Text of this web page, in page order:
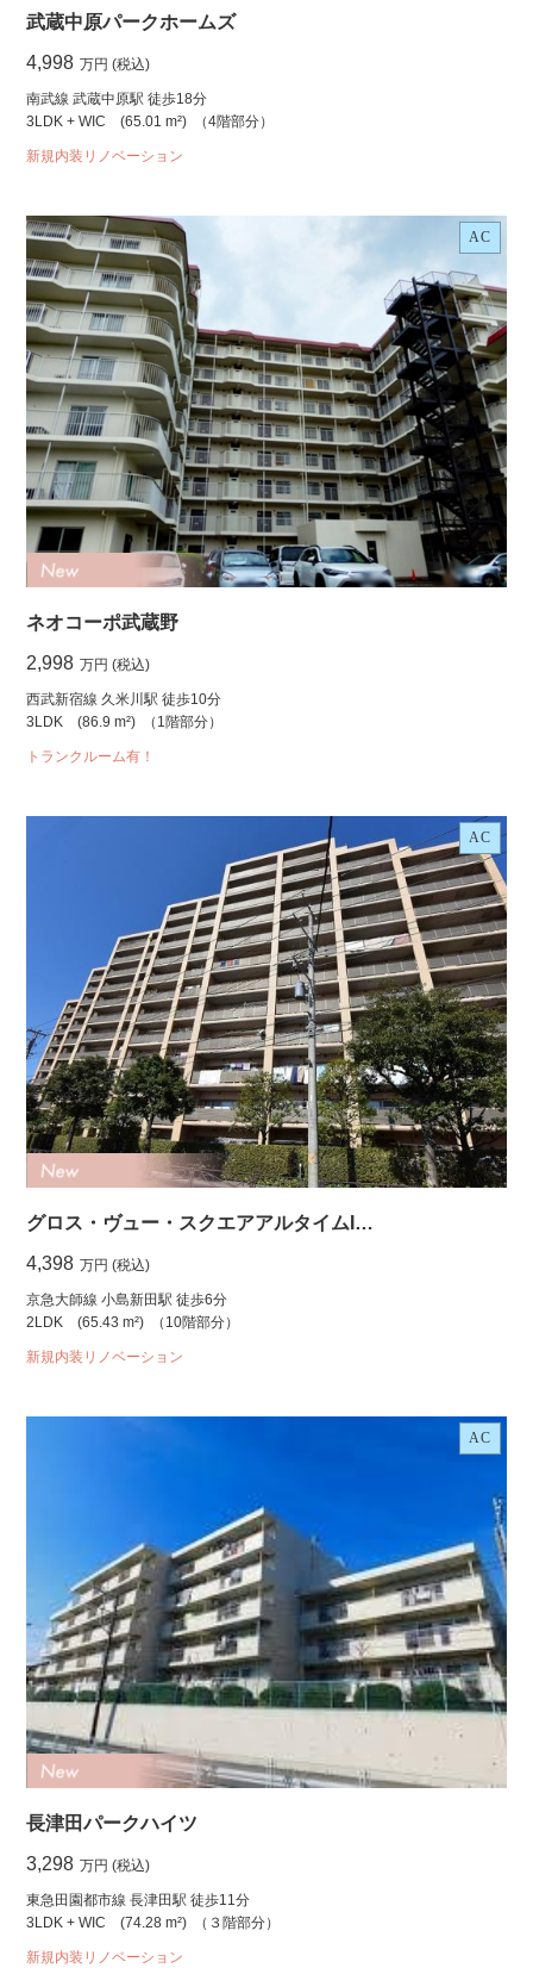
武蔵中原パークホームズ
4,998 万円 (税込)
南武線 武蔵中原駅 徒歩18分
3LDK + WIC
(65.01 m²) （4階部分）
新規内装リノベーション
AC
ネオコーポ武蔵野
2,998 万円 (税込)
西武新宿線 久米川駅 徒歩10分
3LDK
(86.9 m²) （1階部分）
トランクルーム有！
AC
グロス・ヴュー・スクエアアルタイムI…
4,398 万円 (税込)
京急大師線 小島新田駅 徒歩6分
2LDK
(65.43 m²) （10階部分）
新規内装リノベーション
AC
長津田パークハイツ
3,298 万円 (税込)
東急田園都市線 長津田駅 徒歩11分
3LDK + WIC
(74.28 m²) （３階部分）
新規内装リノベーション